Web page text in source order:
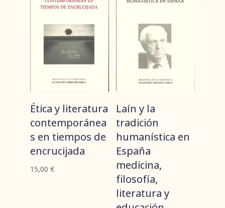
Ética y literatura
contemporánea
s en tiempos de
encrucijada
15,00 €
Laín y la
tradición
humanística en
España
medicina,
filosofía,
literatura y